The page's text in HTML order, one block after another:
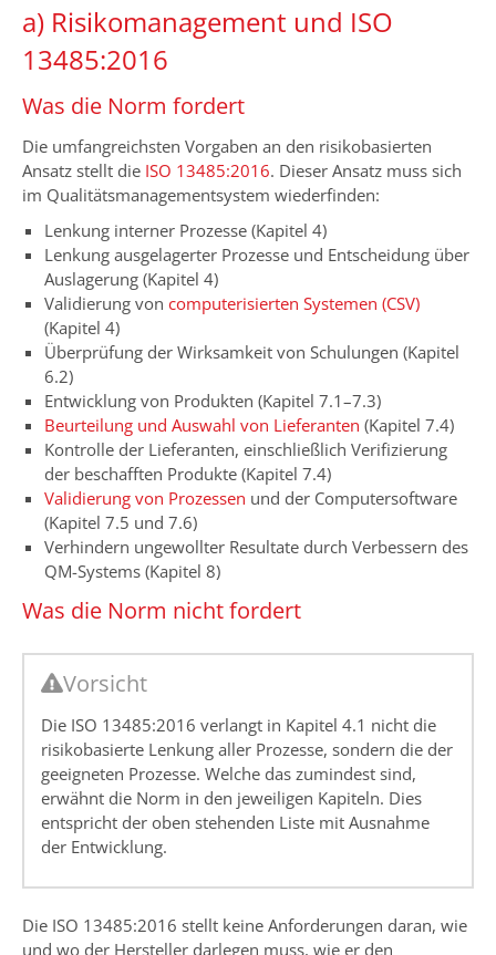
a) Risikomanagement und ISO
13485:2016
Was die Norm fordert
Die umfangreichsten Vorgaben an den risikobasierten
Ansatz stellt die ISO 13485:2016. Dieser Ansatz muss sich
im Qualitätsmanagementsystem wiederfinden:
Lenkung interner Prozesse (Kapitel 4)
Lenkung ausgelagerter Prozesse und Entscheidung über
Auslagerung (Kapitel 4)
Validierung von computerisierten Systemen (CSV)
(Kapitel 4)
Überprüfung der Wirksamkeit von Schulungen (Kapitel
6.2)
Entwicklung von Produkten (Kapitel 7.1–7.3)
Beurteilung und Auswahl von Lieferanten (Kapitel 7.4)
Kontrolle der Lieferanten, einschließlich Verifizierung
der beschafften Produkte (Kapitel 7.4)
Validierung von Prozessen und der Computersoftware
(Kapitel 7.5 und 7.6)
Verhindern ungewollter Resultate durch Verbessern des
QM-Systems (Kapitel 8)
Was die Norm nicht fordert
Vorsicht
Die ISO 13485:2016 verlangt in Kapitel 4.1 nicht die
risikobasierte Lenkung aller Prozesse, sondern die der
geeigneten Prozesse. Welche das zumindest sind,
erwähnt die Norm in den jeweiligen Kapiteln. Dies
entspricht der oben stehenden Liste mit Ausnahme
der Entwicklung.
Die ISO 13485:2016 stellt keine Anforderungen daran, wie
und wo der Hersteller darlegen muss, wie er den